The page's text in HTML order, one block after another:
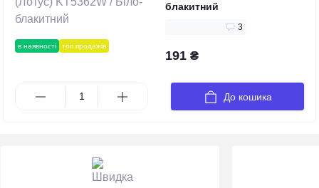
в наявності топ продажів
блакитний
3
191 ₴
До кошика